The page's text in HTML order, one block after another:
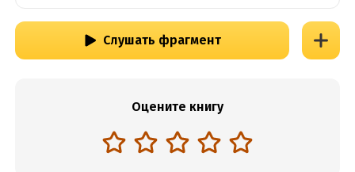
Слушать фрагмент
Оцените книгу